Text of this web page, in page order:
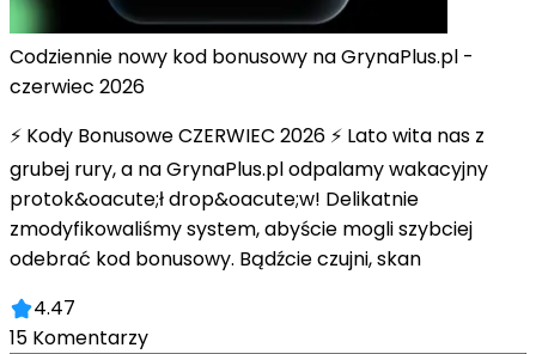
Codziennie nowy kod bonusowy na GrynaPlus.pl -
czerwiec 2026
⚡ Kody Bonusowe CZERWIEC 2026 ⚡ Lato wita nas z
grubej rury, a na GrynaPlus.pl odpalamy wakacyjny
protok&oacute;ł drop&oacute;w! Delikatnie
zmodyfikowaliśmy system, abyście mogli szybciej
odebrać kod bonusowy. Bądźcie czujni, skan
4.47
15 Komentarzy